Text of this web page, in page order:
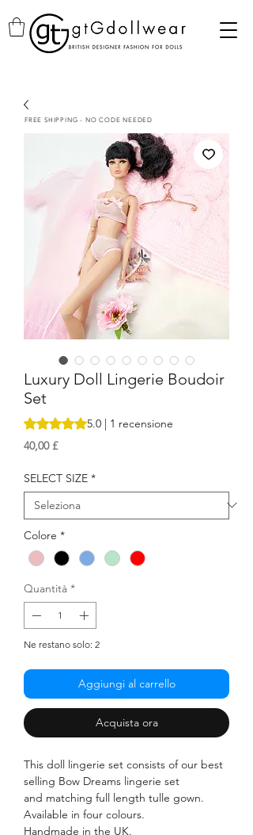
Luxury Doll Lingerie Boudoir
Set
Sulla base di 1 recensione, la
5.0 | 1 recensione
40,00 £Prezzo
SELECT SIZE *
Colore *
Quantità *
Ne restano solo: 2
Aggiungi al carrello
Acquista ora
This doll lingerie set consists of our best
selling Bow Dreams lingerie set
and matching full length tulle gown.
Available in four colours.
Handmade in the UK.
FREE SHIPPING - NO CODE NEEDED